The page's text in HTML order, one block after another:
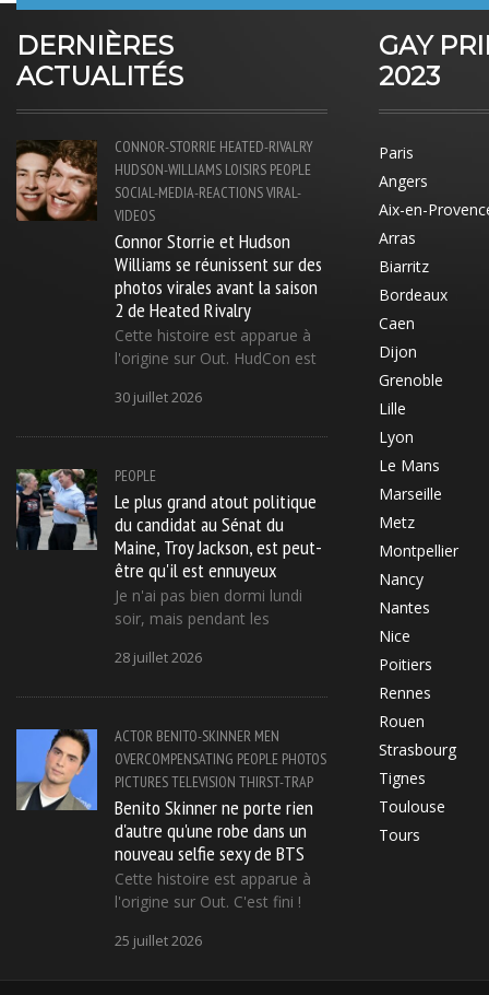
DERNIÈRES
ACTUALITÉS
CONNOR-STORRIE HEATED-RIVALRY
HUDSON-WILLIAMS LOISIRS PEOPLE
SOCIAL-MEDIA-REACTIONSVIRAL-
VIDEOS
Connor Storrie et Hudson
Williams se réunissent sur des
photos virales avant la saison
2 de Heated Rivalry
Cette histoire est apparue à
l'origine sur Out. HudCon est
30 juillet 2026
PEOPLE
Le plus grand atout politique
du candidat au Sénat du
Maine, Troy Jackson, est peut-
être qu'il est ennuyeux
Je n'ai pas bien dormi lundi
soir, mais pendant les
28 juillet 2026
ACTOR BENITO-SKINNER MEN
OVERCOMPENSATING PEOPLE PHOTOS
PICTURESTELEVISION THIRST-TRAP
Benito Skinner ne porte rien
d'autre qu'une robe dans un
nouveau selfie sexy de BTS
Cette histoire est apparue à
l'origine sur Out. C'est fini !
25 juillet 2026
GAY
2023
Paris
Angers
Aix-en-
Arras
Biarritz
Bordeaux
Caen
Dijon
Grenoble
Lille
Lyon
Le Mans
Marseille
Metz
Montpellier
Nancy
Nantes
Nice
Poitiers
Rennes
Rouen
Strasbourg
Tignes
Toulouse
Tours